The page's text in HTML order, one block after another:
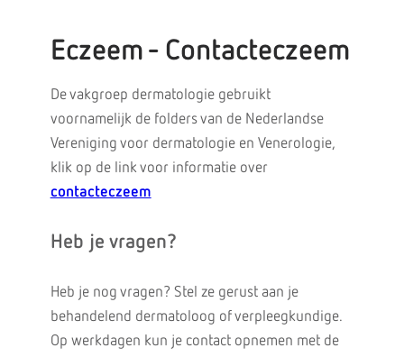
Eczeem - Contacteczeem
De vakgroep dermatologie gebruikt
voornamelijk de folders van de Nederlandse
Vereniging voor dermatologie en Venerologie,
klik op de link voor informatie over
contacteczeem
Heb je vragen?
Heb je nog vragen? Stel ze gerust aan je
behandelend dermatoloog of verpleegkundige.
Op werkdagen kun je contact opnemen met de